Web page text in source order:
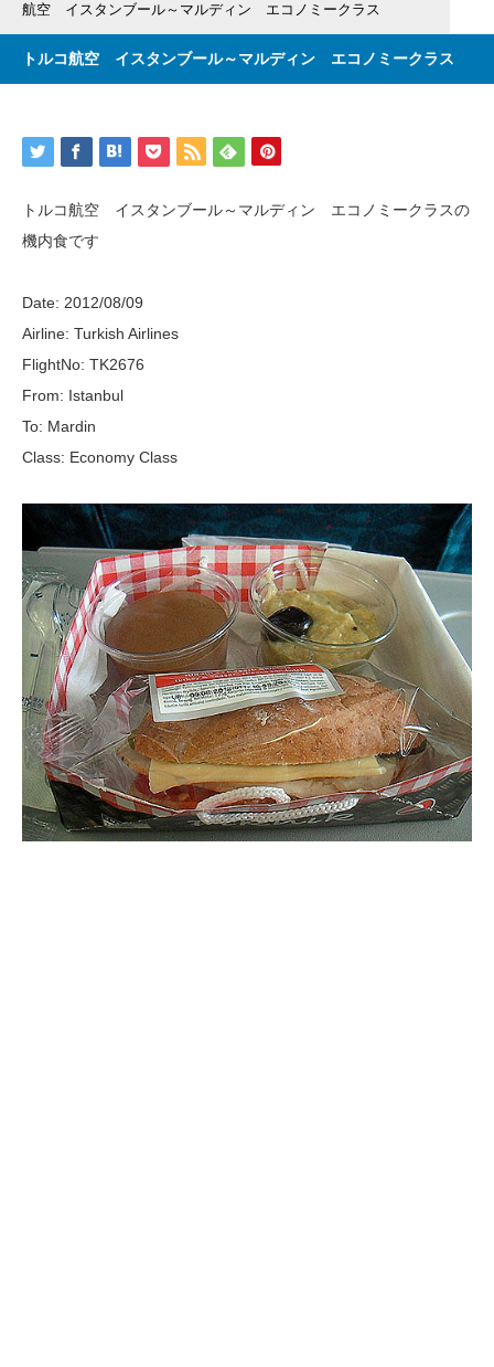
航空 イスタンブール～マルディン エコノミークラス
トルコ航空 イスタンブール～マルディン エコノミークラス
トルコ航空 イスタンブール～マルディン エコノミークラスの
機内食です
Date: 2012/08/09
Airline: Turkish Airlines
FlightNo: TK2676
From: Istanbul
To: Mardin
Class: Economy Class